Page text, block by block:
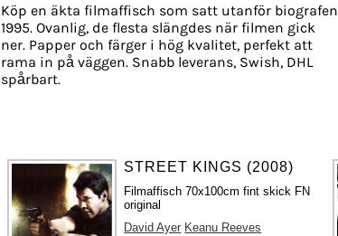
Köp en äkta filmaffisch som satt utanför biografen
1995. Ovanlig, de flesta slängdes när filmen gick
ner. Papper och färger i hög kvalitet, perfekt att
rama in på väggen. Snabb leverans, Swish, DHL
spårbart.
STREET KINGS (2008)
Filmaffisch 70x100cm fint skick FN
original
David Ayer Keanu Reeves